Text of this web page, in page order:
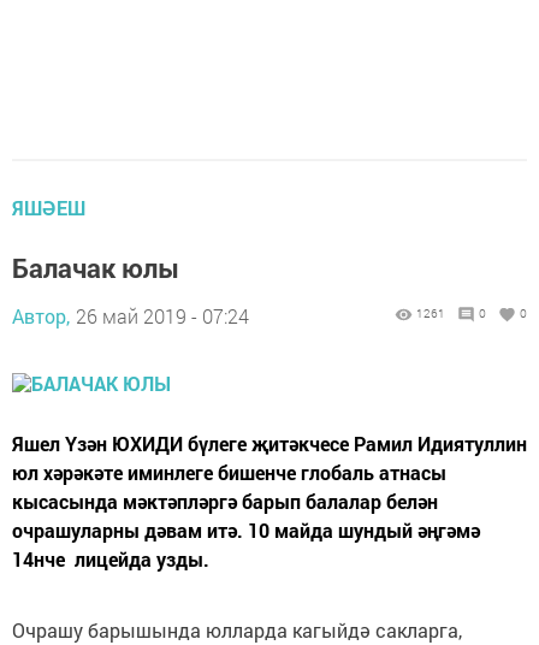
ЯШӘЕШ
Балачак юлы
Автор, 26 май 2019 - 07:24 1261 0 0
Яшел Үзән ЮХИДИ бүлеге җитәкчесе Рамил Идиятуллин
юл хәрәкәте иминлеге бишенче глобаль атнасы
кысасында мәктәпләргә барып балалар белән
очрашуларны дәвам итә. 10 майда шундый әңгәмә
14нче лицейда узды.
Очрашу барышында юлларда кагыйдә сакларга,